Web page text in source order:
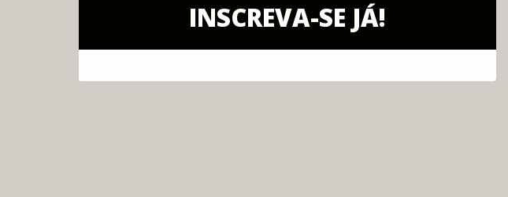
INSCREVA-SE JÁ!